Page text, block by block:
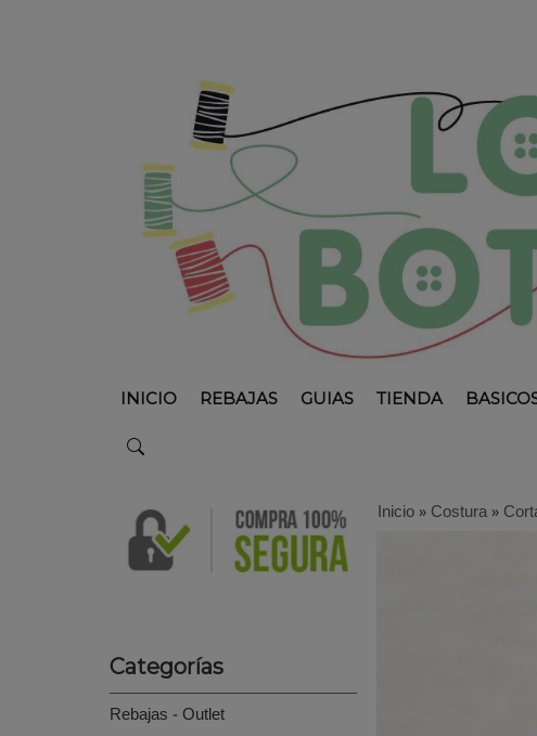
INICIO REBAJAS GUIAS TIENDA
Categorías
Rebajas - Outlet
Inicio»Costura»